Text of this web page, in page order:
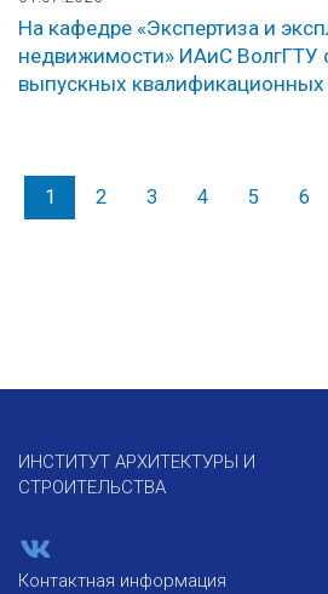
На кафедре «Экспертиза и
недвижимости» ИАиС ВолгГТУ
выпускных квалификационных
1 2 3 4 5 6
ИНСТИТУТ АРХИТЕКТУРЫ И
СТРОИТЕЛЬСТВА
Контактная информация